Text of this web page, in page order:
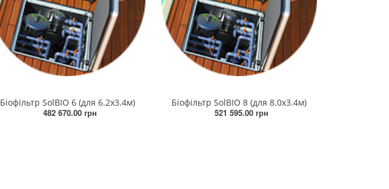
Біофільтр SolBIO 6 (для 6.2х3.4м)
482 670.00 грн
Біофільтр SolBIO 8 (для 8.0х3.4м)
521 595.00 грн